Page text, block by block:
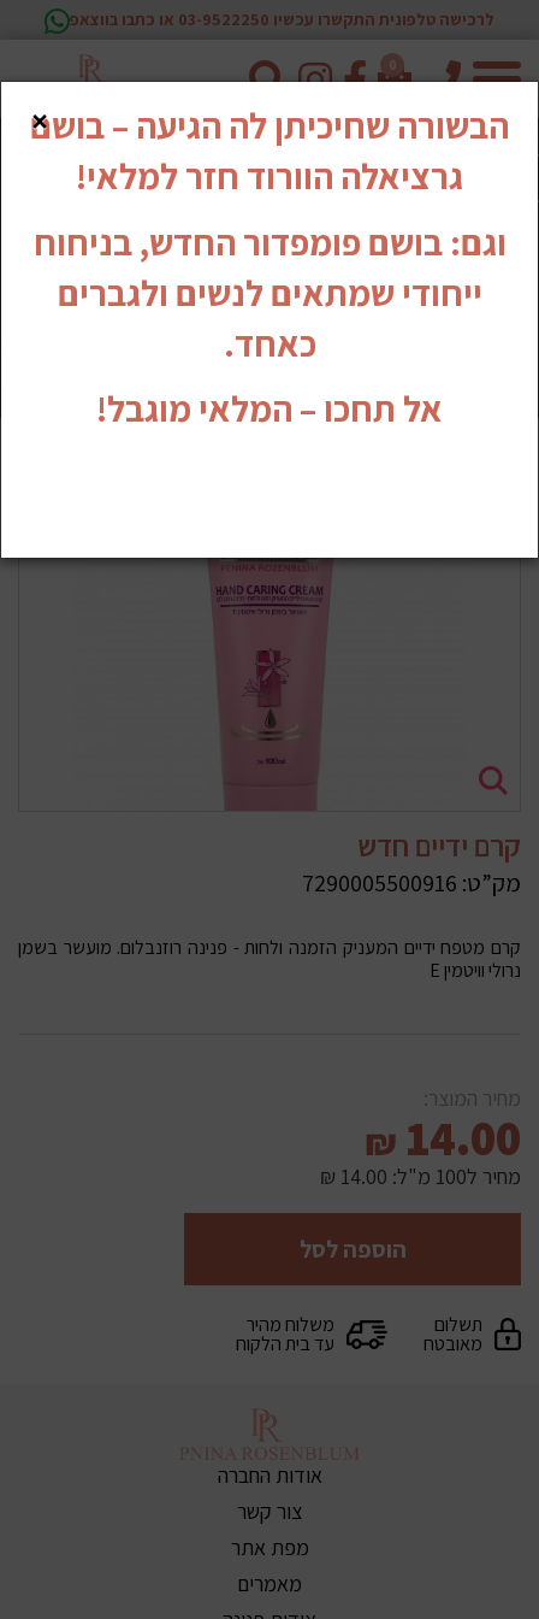
לרכישה טלפונית התקשרו עכשיו 03-9522250 או כתבו בווצאפ
טלפון
0
קרם ידיים חדש
מק”ט: 7290005500916
קרם מטפח ידיים המעניק הזמנה ולחות - פנינה רוזנבלום. מועשר בשמן
נרולי וויטמין E
מחיר המוצר:
14.00
₪
מחיר ל100 מ"ל:
הוספה לסל
תשלום
מאובטח
משלוח מהיר
עד בית הלקוח
אודות החברה
צור קשר
מפת אתר
מאמרים
×
הבשורה שחיכיתן לה הגיעה – בושם
גרציאלה הוורוד חזר למלאי!
וגם: בושם פומפדור החדש, בניחוח
ייחודי שמתאים לנשים ולגברים
כאחד.
אל תחכו – המלאי מוגבל!